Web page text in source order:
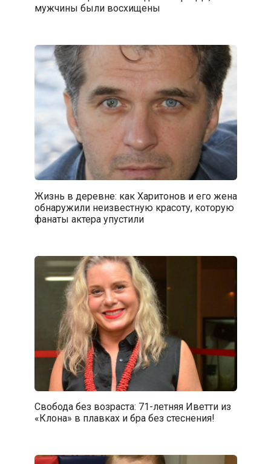
мужчины были восхищены
Жизнь в деревне: как Харитонов и его жена
обнаружили неизвестную красоту, которую
фанаты актера упустили
Свобода без возраста: 71-летняя Иветти из
«Клона» в плавках и бра без стеснения!